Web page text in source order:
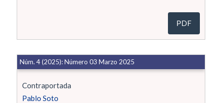
PDF
Contraportada
Pablo Soto
Núm. 4 (2025): Número 03 Marzo 2025